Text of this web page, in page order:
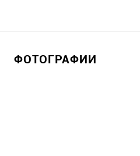
ФОТОГРАФИИ